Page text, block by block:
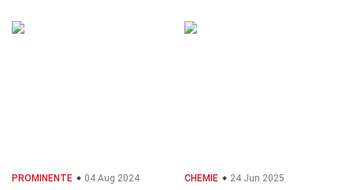
PROMINENTE 04 Aug 2024 CHEMIE 24 Jun 2025